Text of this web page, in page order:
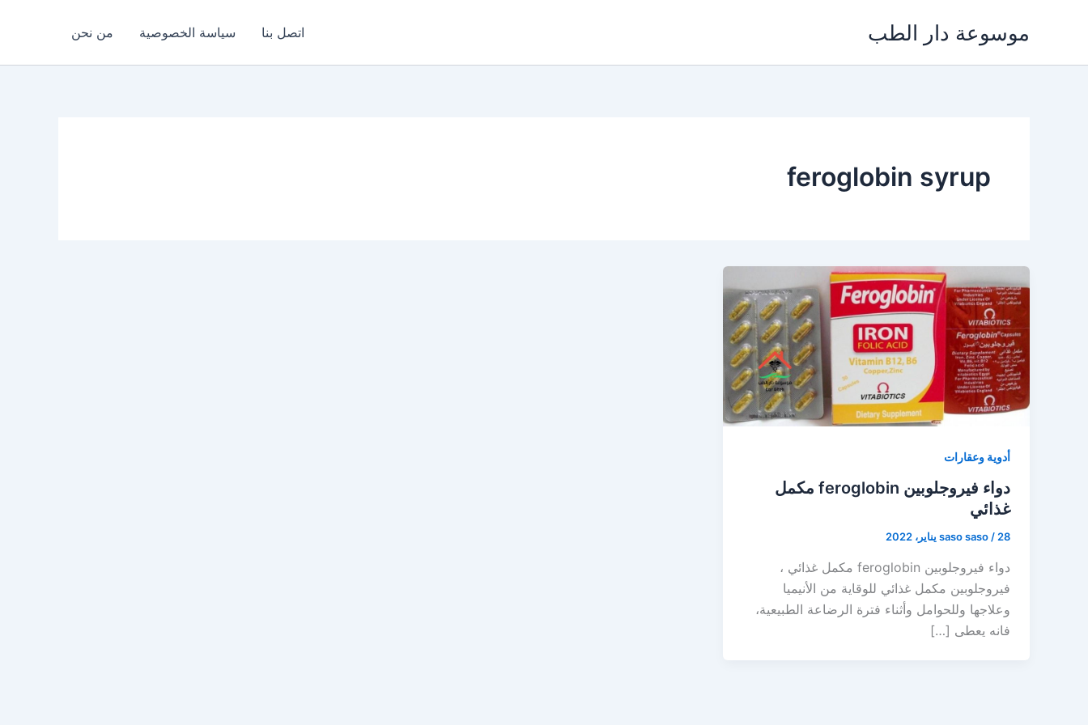
موسوعة دار الطب اتصل بنا سياسة الخصوصية من نحن
feroglobin syrup
أدوية وعقارات
دواء فيروجلوبين feroglobin مكمل
غذائي
saso saso / 28 يناير، 2022
دواء فيروجلوبين feroglobin مكمل غذائي ،
فيروجلوبين مكمل غذائي للوقاية من الأنيميا
وعلاجها وللحوامل وأثناء فترة الرضاعة الطبيعية،
فانه يعطى […]